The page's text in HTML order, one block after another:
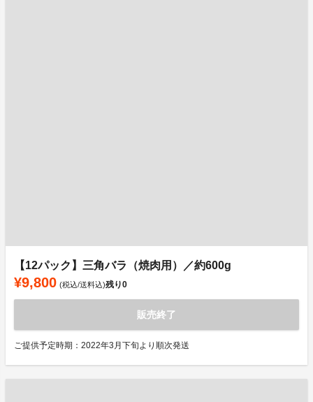
【12パック】三角バラ（焼肉用）／約600g
¥9,800 (税込/送料込)残り0
販売終了
ご提供予定時期：2022年3月下旬より順次発送